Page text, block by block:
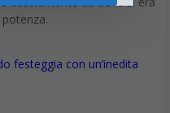
festeggia con un’inedita